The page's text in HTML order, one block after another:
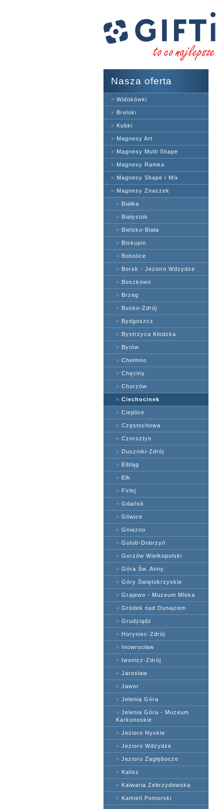
Nasza oferta
» Widokówki
» Breloki
» Kubki
» Magnesy Art
» Magnesy Multi Shape
» Magnesy Ramka
» Magnesy Shape / Mix
» Magnesy Znaczek
» Białka
» Białystok
» Bielsko-Biała
» Biskupin
» Bobolice
» Borsk - Jezioro Wdzydze
» Boszkowo
» Brzeg
» Busko-Zdrój
» Bydgoszcz
» Bystrzyca Kłodzka
» Bytów
» Chełmno
» Chęciny
» Chorzów
» Ciechocinek
» Cieplice
» Częstochowa
» Czorsztyn
» Duszniki-Zdrój
» Elbląg
» Ełk
» Firlej
» Gdańsk
» Gliwice
» Gniezno
» Golub-Dobrzyń
» Gorzów Wielkopolski
» Góra Św. Anny
» Góry Świętokrzyskie
» Grajewo - Muzeum Mleka
» Gródek nad Dunajcem
» Grudziądz
» Horyniec-Zdrój
» Inowrocław
» Iwonicz-Zdrój
» Jarosław
» Jawor
» Jelenia Góra
» Jelenia Góra - Muzeum
Karkonoskie
» Jezioro Nyskie
» Jezioro Wdzydze
» Jezioro Zagłębocze
» Kalisz
» Kalwaria Zebrzydowska
» Kamień Pomorski